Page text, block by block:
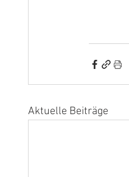
Aktuelle Beiträge